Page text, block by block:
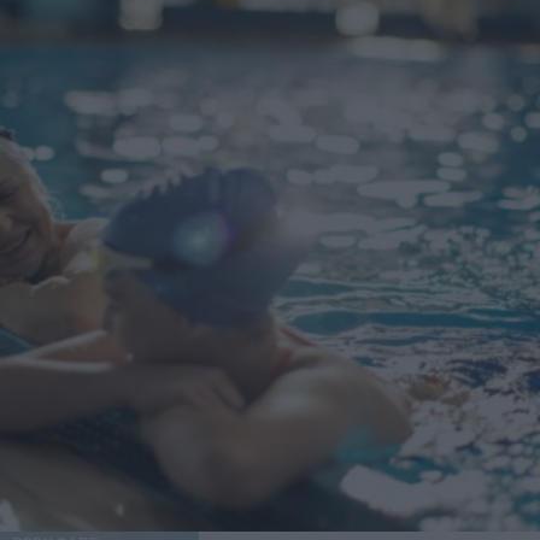
sorprendentemente brevi. Articolo con contenuti